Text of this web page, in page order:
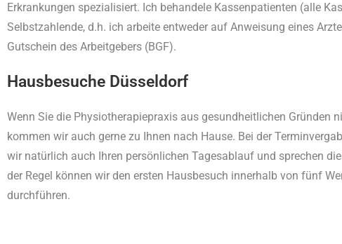
Erkrankungen spezialisiert. Ich behandele Kassenpatienten (alle
Selbstzahlende, d.h. ich arbeite entweder auf Anweisung eines
Gutschein des Arbeitgebers (BGF).
Hausbesuche Düsseldorf
Wenn Sie die Physiotherapiepraxis aus gesundheitlichen Gründen
kommen wir auch gerne zu Ihnen nach Hause. Bei der
wir natürlich auch Ihren persönlichen Tagesablauf und sprechen
der Regel können wir den ersten Hausbesuch innerhalb von fünf
durchführen.